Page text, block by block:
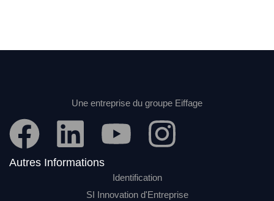
Une entreprise du groupe Eiffage
Autres Informations
Identification
SI Innovation d'Entreprise